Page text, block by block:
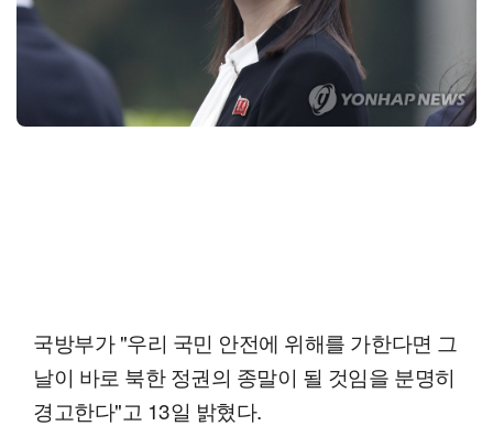
국방부가 "우리 국민 안전에 위해를 가한다면 그
날이 바로 북한 정권의 종말이 될 것임을 분명히
경고한다"고 13일 밝혔다.